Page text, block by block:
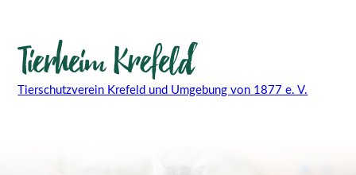
Tierschutzverein Krefeld und Umgebung von 1877 e. V.